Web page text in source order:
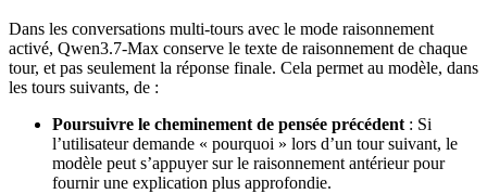
Dans les conversations multi-tours avec le mode raisonnement
activé, Qwen3.7-Max conserve le texte de raisonnement de chaque
tour, et pas seulement la réponse finale. Cela permet au modèle, dans
les tours suivants, de :
Poursuivre le cheminement de pensée précédent : Si
l’utilisateur demande « pourquoi » lors d’un tour suivant, le
modèle peut s’appuyer sur le raisonnement antérieur pour
fournir une explication plus approfondie.